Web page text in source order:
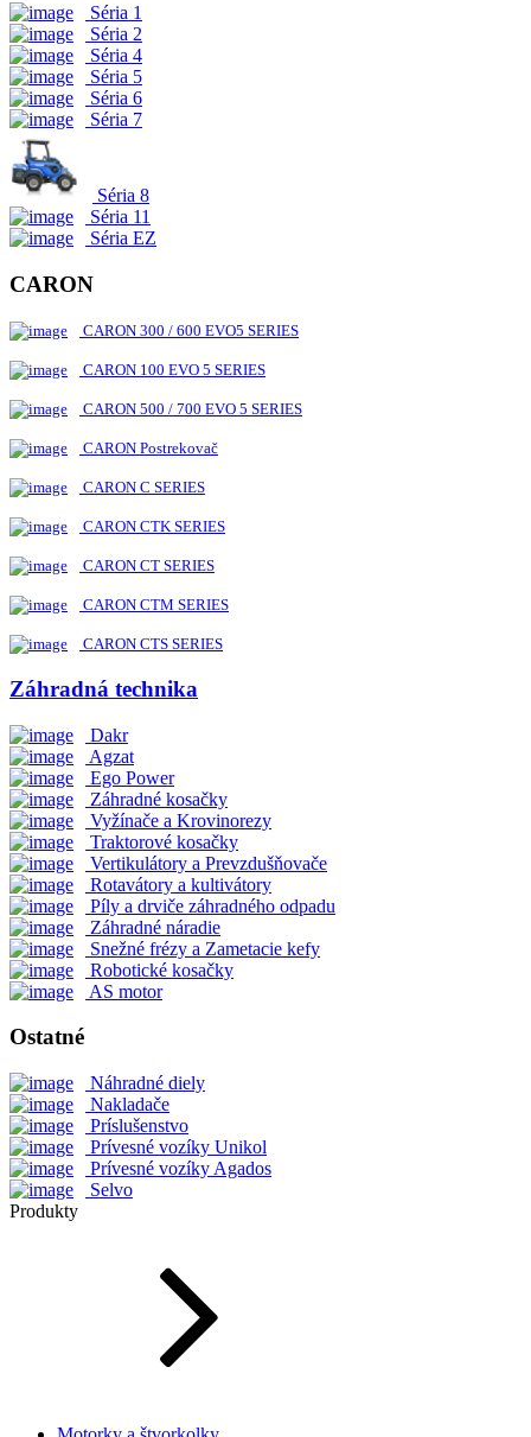
Séria 1
Séria 2
Séria 4
Séria 5
Séria 6
Séria 7
Séria 8
Séria 11
Séria EZ
CARON
CARON 300 / 600 EVO5 SERIES
CARON 100 EVO 5 SERIES
CARON 500 / 700 EVO 5 SERIES
CARON Postrekovač
CARON C SERIES
CARON CTK SERIES
CARON CT SERIES
CARON CTM SERIES
CARON CTS SERIES
Záhradná technika
Dakr
Agzat
Ego Power
Záhradné kosačky
Vyžínače a Krovinorezy
Traktorové kosačky
Vertikulátory a Prevzdušňovače
Rotavátory a kultivátory
Píly a drviče záhradného odpadu
Záhradné náradie
Snežné frézy a Zametacie kefy
Robotické kosačky
AS motor
Ostatné
Náhradné diely
Nakladače
Príslušenstvo
Prívesné vozíky Unikol
Prívesné vozíky Agados
Selvo
Produkty